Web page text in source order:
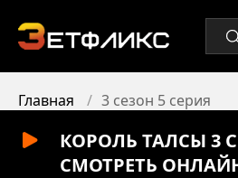
Главная 3 сезон 5 серия
КОРОЛЬ ТАЛСЫ 3
СМОТРЕТЬ